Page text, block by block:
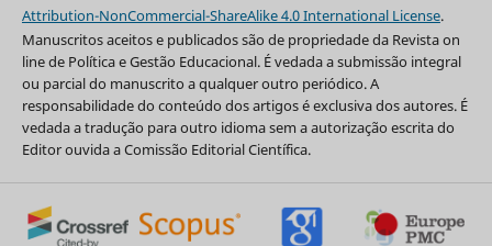
Attribution-NonCommercial-ShareAlike 4.0 International License.
Manuscritos aceitos e publicados são de propriedade da Revista on
line de Política e Gestão Educacional. É vedada a submissão integral
ou parcial do manuscrito a qualquer outro periódico. A
responsabilidade do conteúdo dos artigos é exclusiva dos autores. É
vedada a tradução para outro idioma sem a autorização escrita do
Editor ouvida a Comissão Editorial Científica.